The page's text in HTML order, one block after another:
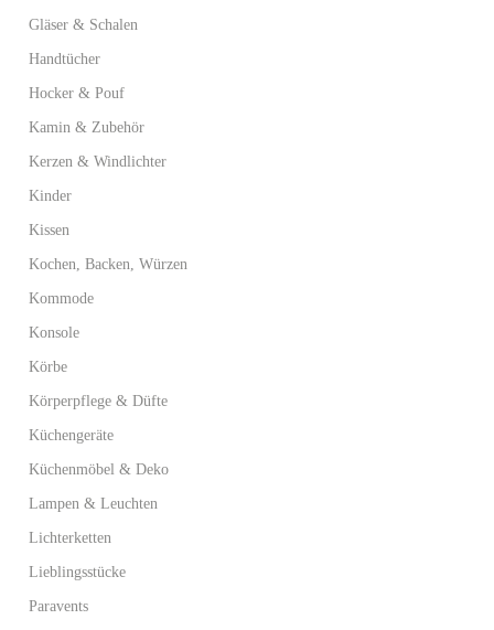
Gläser & Schalen
Handtücher
Hocker & Pouf
Kamin & Zubehör
Kerzen & Windlichter
Kinder
Kissen
Kochen, Backen, Würzen
Kommode
Konsole
Körbe
Körperpflege & Düfte
Küchengeräte
Küchenmöbel & Deko
Lampen & Leuchten
Lichterketten
Lieblingsstücke
Paravents